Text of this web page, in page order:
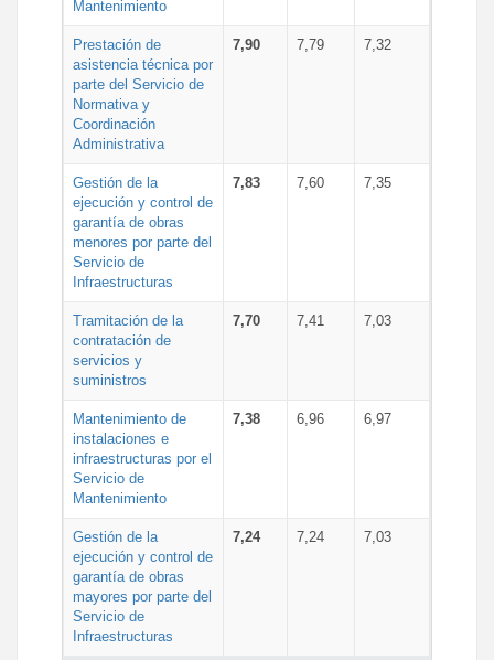
Mantenimiento
Prestación de
asistencia técnica por
parte del Servicio de
Normativa y
Coordinación
Administrativa
7,90 7,79 7,32
Gestión de la
ejecución y control de
garantía de obras
menores por parte del
Servicio de
Infraestructuras
7,83 7,60 7,35
Tramitación de la
contratación de
servicios y
suministros
7,70 7,41 7,03
Mantenimiento de
instalaciones e
infraestructuras por el
Servicio de
Mantenimiento
7,38 6,96 6,97
Gestión de la
ejecución y control de
garantía de obras
mayores por parte del
Servicio de
Infraestructuras
7,24 7,24 7,03